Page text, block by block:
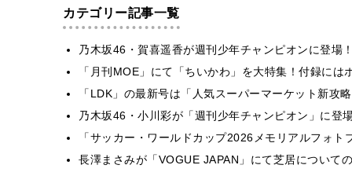
カテゴリー記事一覧
乃木坂46・賀喜遥香が週刊少年チャンピオンに登
「月刊MOE」にて「ちいかわ」を大特集！付録に
「LDK」の最新号は「人気スーパーマーケット新
乃木坂46・小川彩が「週刊少年チャンピオン」に
「サッカー・ワールドカップ2026メモリアルフォ
長澤まさみが「VOGUE JAPAN」にて芝居について